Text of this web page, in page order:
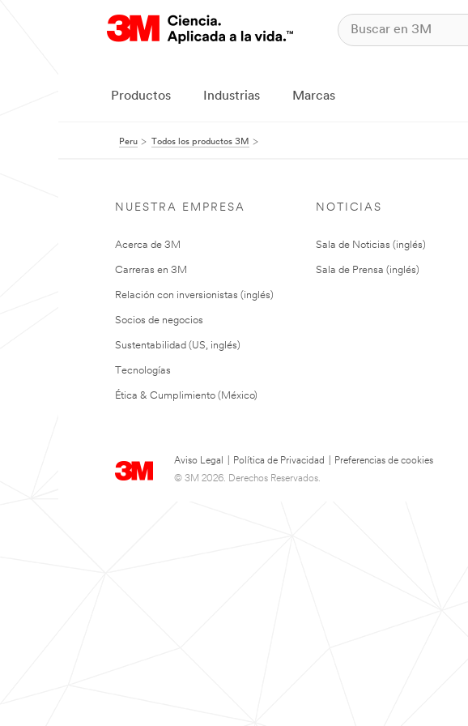
Productos Industrias Marcas
Peru Todos los productos 3M
NUESTRA EMPRESA
Acerca de 3M
Carreras en 3M
Relación con inversionistas (inglés)
Socios de negocios
Sustentabilidad (US, inglés)
Tecnologías
Ética & Cumplimiento (México)
NOTICIAS
Sala de Noticias (inglés)
Sala de Prensa (inglés)
Aviso Legal Política de Privacidad
Preferencias de cookies
© 3M 2026. Derechos Reservados.